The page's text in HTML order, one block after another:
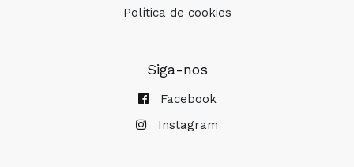
Política de cookies
Siga-nos
Facebook
Instagram